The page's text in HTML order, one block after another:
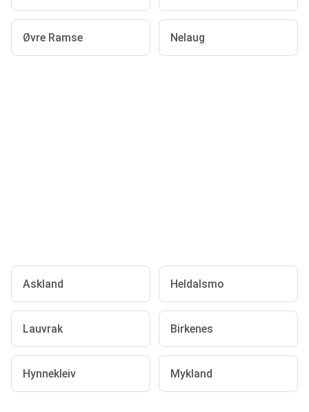
Øvre Ramse Nelaug
Askland Heldalsmo
Lauvrak Birkenes
Hynnekleiv Mykland